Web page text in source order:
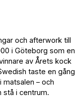
och afterwork till
i Göteborg som en
av Årets kock
taste en gång
– och
stå i centrum.